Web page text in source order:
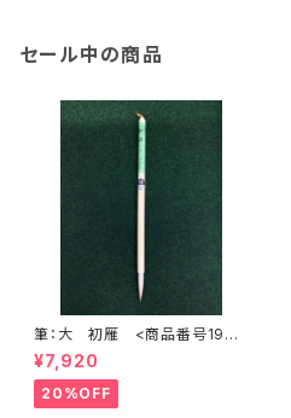
セール中の商品
筆：大 初雁 <商品番号1904
>
¥7,920
20%OFF